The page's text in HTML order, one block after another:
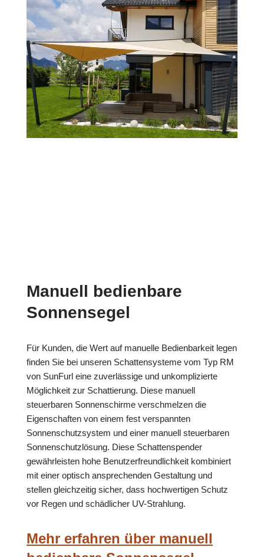
Manuell bedienbare
Sonnensegel
Für Kunden, die Wert auf manuelle Bedienbarkeit legen
finden Sie bei unseren Schattensysteme vom Typ RM
von SunFurl eine zuverlässige und unkomplizierte
Möglichkeit zur Schattierung. Diese manuell
steuerbaren Sonnenschirme verschmelzen die
Eigenschaften von einem fest verspannten
Sonnenschutzsystem und einer manuell steuerbaren
Sonnenschutzlösung. Diese Schattenspender
gewährleisten hohe Benutzerfreundlichkeit kombiniert
mit einer optisch ansprechenden Gestaltung und
stellen gleichzeitig sicher, dass hochwertigen Schutz
vor Regen und schädlicher UV-Strahlung.
Mehr erfahren über manuell